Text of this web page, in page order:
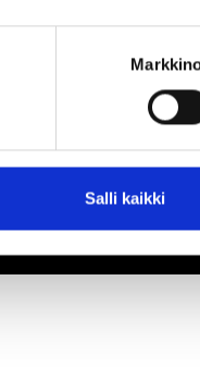
Salli kaikki